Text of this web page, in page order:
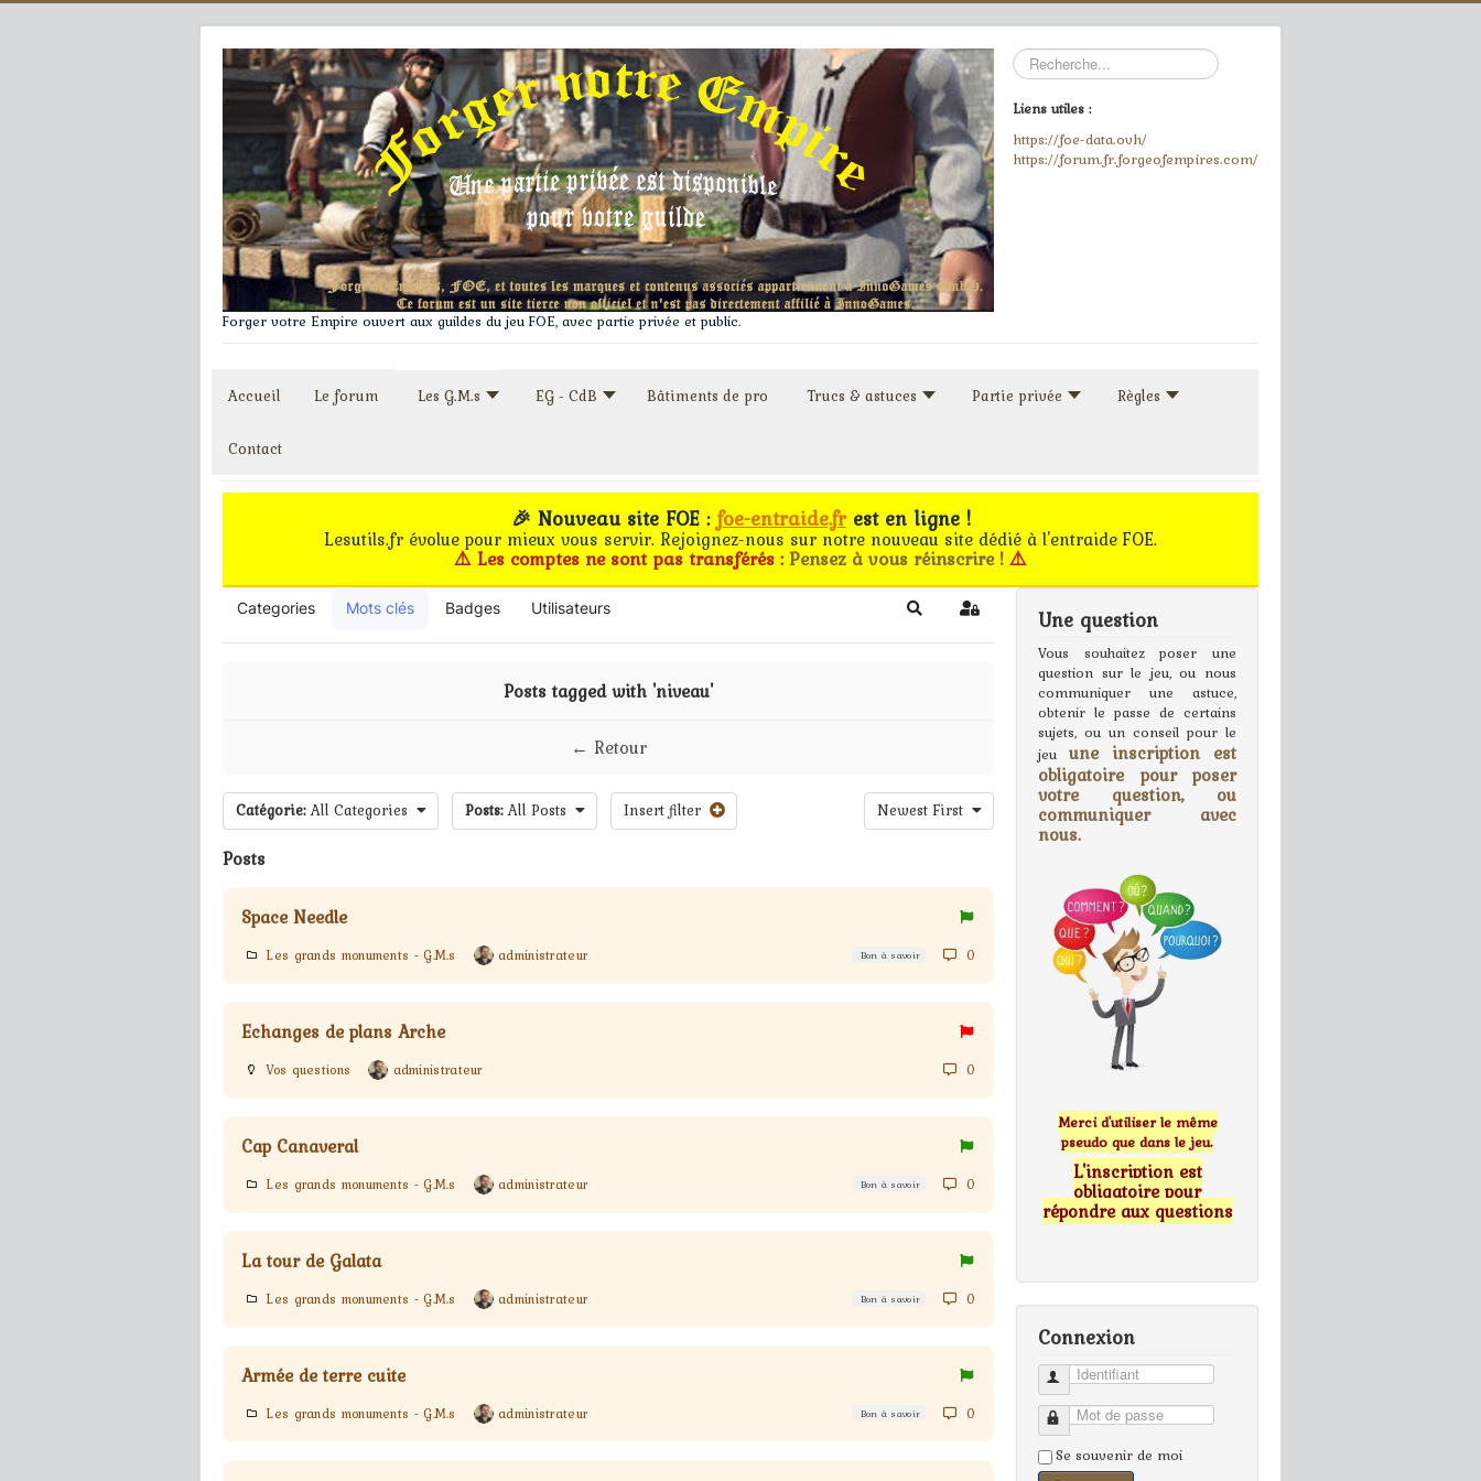
Forger votre Empire ouvert aux guildes du jeu FOE, avec partie privée et public.
Rechercher
Liens utiles :
https://foe-data.ovh/
https://forum.fr.forgeofempires.com/
Accueil Le forum Les G.M.s EG - CdB Bâtiments de pro Trucs & astuces Partie privée Règles
Contact
🎉 Nouveau site FOE :foe-entraide.frest en ligne !
Lesutils.fr évolue pour mieux vous servir. Rejoignez-nous sur notre nouveau site dédié à l'entraide FOE.
⚠️ Les comptes ne sont pas transférés :Pensez à vous réinscrire !⚠️
Categories Mots clés Badges Utilisateurs Search Sign In
Posts tagged with 'niveau'
← Retour
Catégorie: All Categories Posts: All Posts Insert filter Newest First
Posts
Space Needle
Les grands monuments - G.M.s administrateur Bon à savoir 0
Echanges de plans Arche
Vos questions administrateur 0
Cap Canaveral
Les grands monuments - G.M.s administrateur Bon à savoir 0
La tour de Galata
Les grands monuments - G.M.s administrateur Bon à savoir 0
Armée de terre cuite
Les grands monuments - G.M.s administrateur Bon à savoir 0
Une question
Vous souhaitez poser une
question sur le jeu, ou nous
communiquer une astuce,
obtenir le passe de certains
sujets, ou un conseil pour le
jeu une inscription est
obligatoire pour poser
votre question, ou
communiquer avec
nous.
Merci d'utiliser le même
pseudo que dans le jeu.
L'inscription est
obligatoire pour
répondre aux questions
Connexion
Identifiant
Mot de passe
Se souvenir de moi